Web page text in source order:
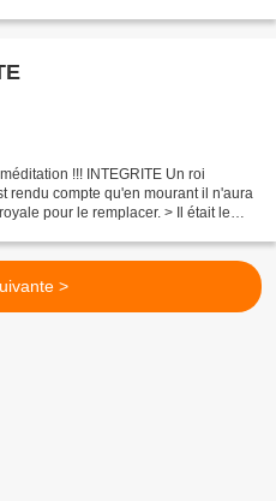
!!! INTEGRITE Un roi
rendu compte qu'en mourant il n'aura
pour le remplacer. > Il était le
>